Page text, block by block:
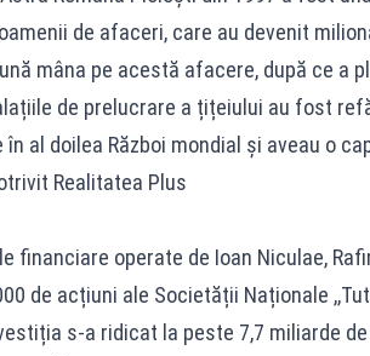
de afaceri, care au devenit
mâna pe acestă afacere, după ce a
de prelucrare a țițeiului au fost
al doilea Război mondial și aveau o
Realitatea Plus
financiare operate de Ioan Niculae,
de acțiuni ale Societății Naționale
s-a ridicat la peste 7,7 miliarde